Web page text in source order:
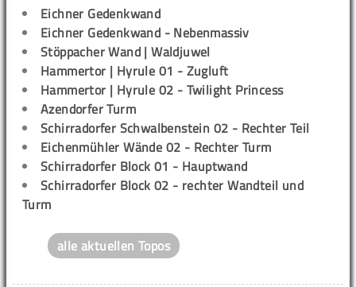
Eichner Gedenkwand
Eichner Gedenkwand - Nebenmassiv
Stöppacher Wand | Waldjuwel
Hammertor | Hyrule 01 - Zugluft
Hammertor | Hyrule 02 - Twilight Princess
Azendorfer Turm
Schirradorfer Schwalbenstein 02 - Rechter Teil
Eichenmühler Wände 02 - Rechter Turm
Schirradorfer Block 01 - Hauptwand
Schirradorfer Block 02 - rechter Wandteil und
Turm
alle aktuellen Topos